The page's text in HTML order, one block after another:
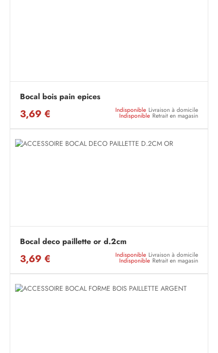
Bocal bois pain epices
3,69 € Indisponible Livraison à domicile
Indisponible Retrait en magasin
Bocal deco paillette or d.2cm
3,69 € Indisponible Livraison à domicile
Indisponible Retrait en magasin